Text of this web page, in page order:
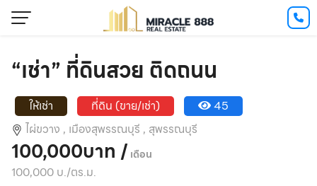
“เช่า” ที่ดินสวย ติดถนน
ให้เช่า ที่ดิน (ขาย/เช่า)
45
ไผ่ขวาง , เมืองสุพรรณบุรี , สุพรรณบุรี
100,000บาท / เดือน
100,000 บ./ตร.ม.